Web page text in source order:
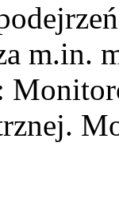
m.in.